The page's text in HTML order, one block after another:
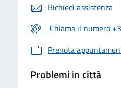
Richiedi assistenza
Chiama il numero
Prenota
Problemi in città